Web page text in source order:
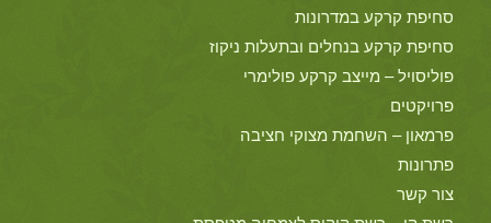
סחיפת קרקע במדרונות
סחיפת קרקע בנחלים ובתעלות ניקוז
פוליסויל – מייצב קרקע פולימרי
פרויקטים
פרמאון – השחמת מצוקי חציבה
פתרונות
צור קשר